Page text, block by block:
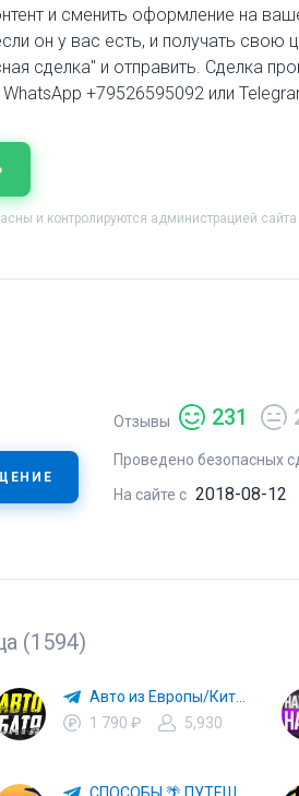
и сменить оформление на
он у вас есть, и получать
сделка" и отправить. Сделка
+79526595092 или
и контролируются администрацией сайта
Отзывы 231
Проведено безопасных
На сайте с 2018-08-12
(1594)
1 790 ₽
5,930